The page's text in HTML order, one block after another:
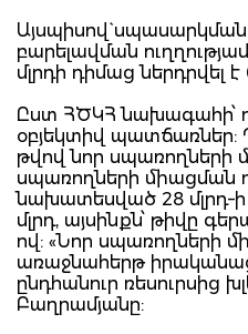
Այսպիսով`
բարելավման
մլրդի դիմաց ներդրվել է
Ըստ ՀԾԿՀ նախագահի՝
օբյեկտիվ պատճառներ:
թվով նոր սպառողների
սպառողների միացման
նախատեսված 28 մլրդ–ի
մլրդ, այսինքն՝ թիվը
ով: «Նոր սպառողների
առաջնահերթ
ընդհանուր ռեսուրսից
Բաղրամյանը: